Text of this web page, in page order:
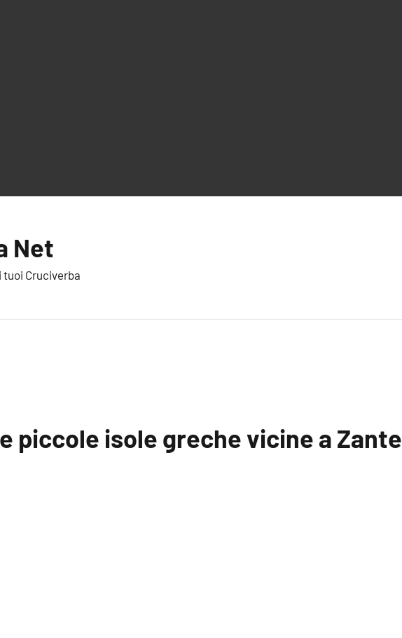
Net
tuoi Cruciverba
piccole isole greche vicine a Zante